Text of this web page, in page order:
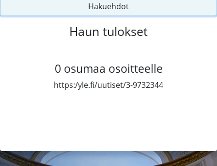
Hakuehdot
Haun tulokset
0 osumaa osoitteelle
https:/yle.fi/uutiset/3-9732344